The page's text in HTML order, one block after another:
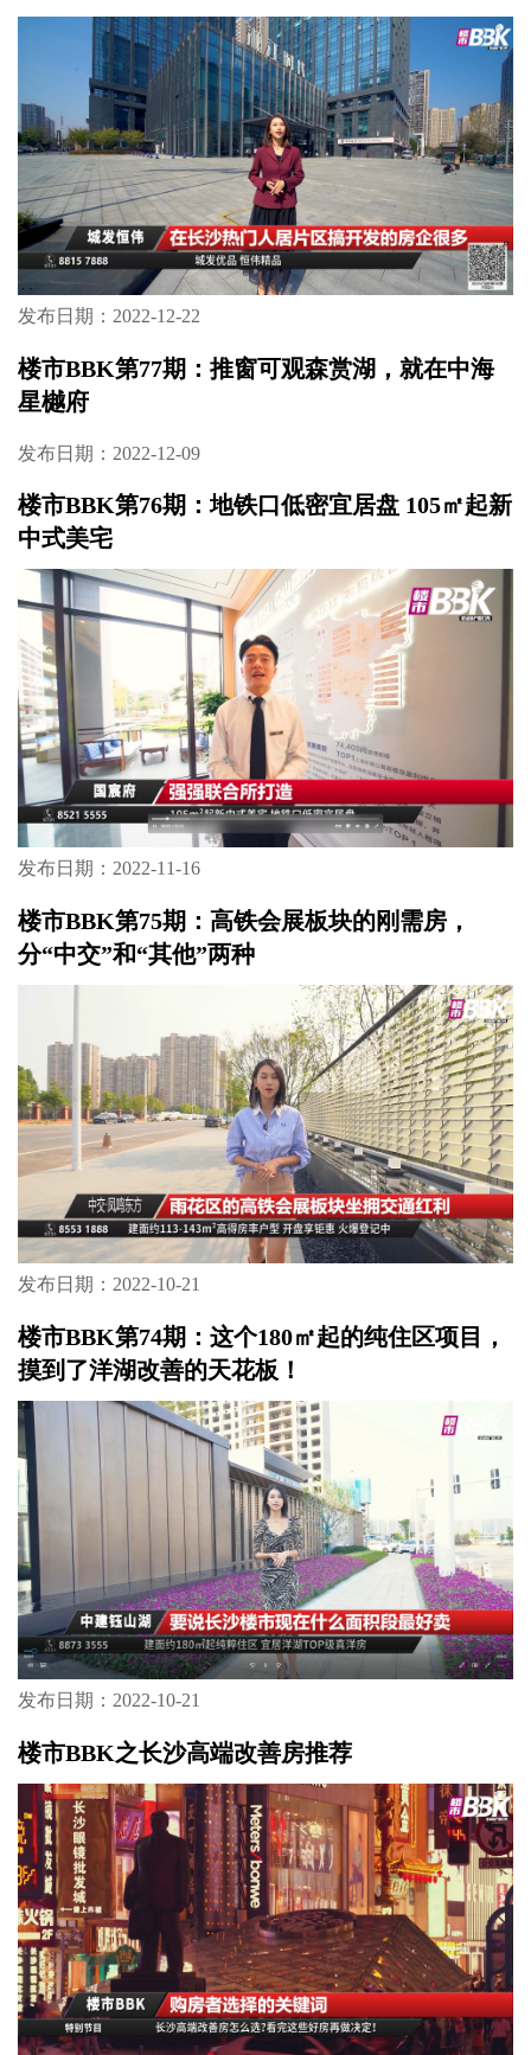
发布日期：2022-12-22
楼市BBK第77期：推窗可观森赏湖，就在中海
星樾府
发布日期：2022-12-09
楼市BBK第76期：地铁口低密宜居盘 105㎡起新
中式美宅
发布日期：2022-11-16
楼市BBK第75期：高铁会展板块的刚需房，
分“中交”和“其他”两种
发布日期：2022-10-21
楼市BBK第74期：这个180㎡起的纯住区项目，
摸到了洋湖改善的天花板！
发布日期：2022-10-21
楼市BBK之长沙高端改善房推荐